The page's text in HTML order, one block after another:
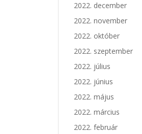
2022. december
2022. november
2022. október
2022. szeptember
2022. július
2022. június
2022. május
2022. március
2022. február